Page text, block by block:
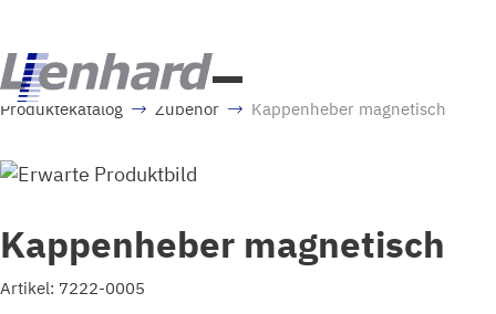
Produktekatalog Zubehör Kappenheber magnetisch
Kappenheber magnetisch
Artikel: 7222-0005